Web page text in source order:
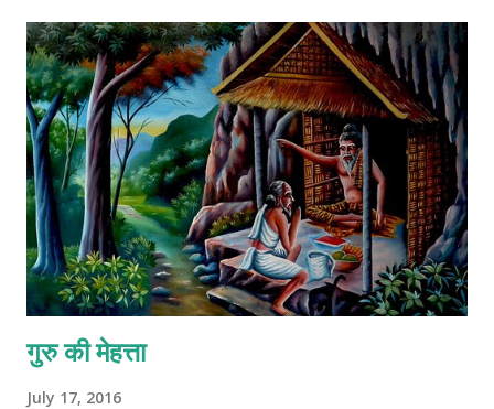
गुरु की मेहत्ता
July 17, 2016